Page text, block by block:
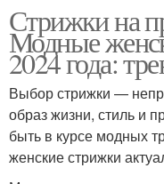
Стрижки на
Модные
2024 года:
Выбор стрижки —
образ жизни, стиль и
быть в курсе модных
женские стрижки